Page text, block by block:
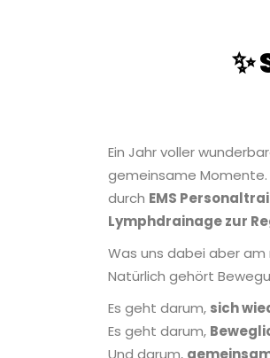
✨
Ein Jahr voller
gemeinsame
durch EMS
Lymphdrainage zur
Was uns dabei aber am
Natürlich gehört
Es geht darum, sich
Es geht darum,